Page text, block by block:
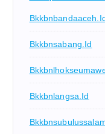
Bkkbnsabang.id
Bkkbnlangsa.id